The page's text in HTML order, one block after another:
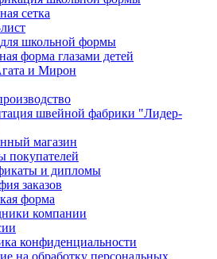
сетка
школьной формы
форма глазами детей
и Мирон
швейной фабрики "Лидер-
магазин
покупателей
и дипломы
заказов
форма
компании
конфиденциальности
на обработку персональных